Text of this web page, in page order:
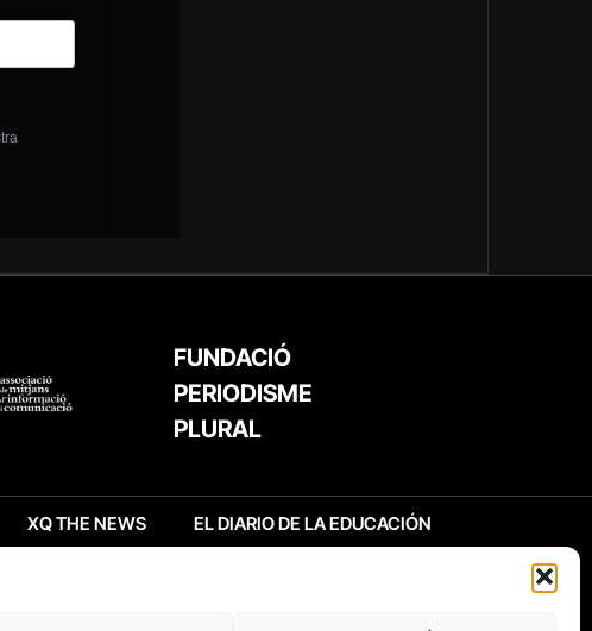
FUNDACIÓ
PERIODISME
PLURAL
XQ THE NEWS EL DIARIO DE LA EDUCACIÓN